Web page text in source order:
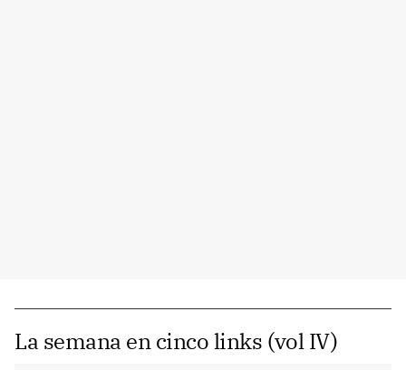
La semana en cinco links (vol IV)